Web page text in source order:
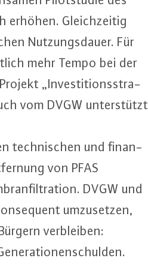
erhöhen. Gleich­zei­tig
Nut­zungs­dau­er. Für
mehr Tempo bei der
Projekt „In­ves­ti­ti­ons­stra­
vom DVGW un­ter­stützt
tech­ni­schen und fi­nan­
von PFAS
DVGW und
um­zu­set­zen,
ver­blei­ben: